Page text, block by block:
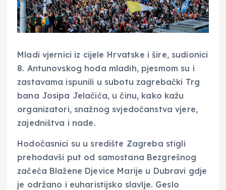
Mladi vjernici iz cijele Hrvatske i šire, sudionici
8. Antunovskog hoda mladih, pjesmom su i
zastavama ispunili u subotu zagrebački Trg
bana Josipa Jelačića, u činu, kako kažu
organizatori, snažnog svjedočanstva vjere,
zajedništva i nade.
Hodočasnici su u središte Zagreba stigli
prehodavši put od samostana Bezgrešnog
začeća Blažene Djevice Marije u Dubravi gdje
je održano i euharistijsko slavlje. Geslo